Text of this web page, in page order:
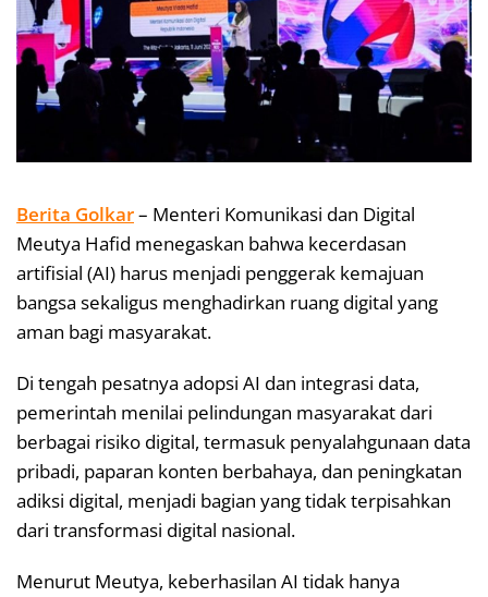
Berita Golkar– Menteri Komunikasi dan Digital
Meutya Hafid menegaskan bahwa kecerdasan
artifisial (AI) harus menjadi penggerak kemajuan
bangsa sekaligus menghadirkan ruang digital yang
aman bagi masyarakat.
Di tengah pesatnya adopsi AI dan integrasi data,
pemerintah menilai pelindungan masyarakat dari
berbagai risiko digital, termasuk penyalahgunaan data
pribadi, paparan konten berbahaya, dan peningkatan
adiksi digital, menjadi bagian yang tidak terpisahkan
dari transformasi digital nasional.
Menurut Meutya, keberhasilan AI tidak hanya